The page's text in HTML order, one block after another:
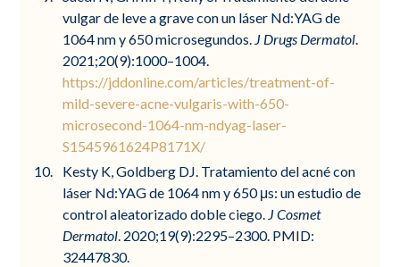
vulgar de leve a grave con un láser Nd:YAG de
1064 nm y 650 microsegundos. J Drugs Dermatol
2021;20(9):1000–1004.
https://jddonline.com/articles/treatment-of-
mild-severe-acne-vulgaris-with-650-
microsecond-1064-nm-ndyag-laser-
S1545961624P8171X/
Kesty K, Goldberg DJ. Tratamiento del acné con
láser Nd:YAG de 1064 nm y 650 μs: un estudio de
control aleatorizado doble ciego. J Cosmet
Dermatol . 2020;19(9):2295–2300. PMID:
32447830.